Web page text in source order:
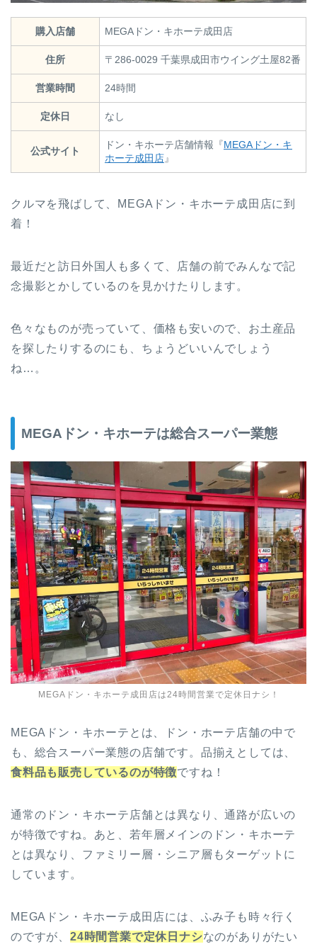
購入店舗 MEGAドン・キホーテ成田店
住所 〒286-0029 千葉県成田市ウイング土屋82番
営業時間 24時間
定休日 なし
公式サイト
ドン・キホーテ店舗情報『MEGAドン・キ
ホーテ成田店』
クルマを飛ばして、MEGAドン・キホーテ成田店に到
着！
最近だと訪日外国人も多くて、店舗の前でみんなで記
念撮影とかしているのを見かけたりします。
色々なものが売っていて、価格も安いので、お土産品
を探したりするのにも、ちょうどいいんでしょう
ね…。
MEGAドン・キホーテは総合スーパー業態
MEGAドン・キホーテ成田店は24時間営業で定休日ナシ！
MEGAドン・キホーテとは、ドン・ホーテ店舗の中で
も、総合スーパー業態の店舗です。品揃えとしては、
食料品も販売しているのが特徴ですね！
通常のドン・キホーテ店舗とは異なり、通路が広いの
が特徴ですね。あと、若年層メインのドン・キホーテ
とは異なり、ファミリー層・シニア層もターゲットに
しています。
MEGAドン・キホーテ成田店には、ふみ子も時々行く
のですが、 24時間営業で定休日ナシなのがありがたい